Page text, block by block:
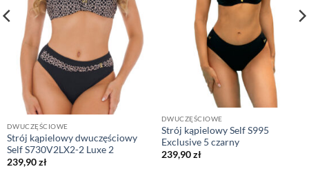
DWUCZĘŚCIOWE
Strój kąpielowy dwuczęściowy
Self S730V2LX2-2 Luxe 2
239,90zł
DWUCZĘŚCIOWE
Strój kąpielowy Self S995
Exclusive 5 czarny
239,90zł